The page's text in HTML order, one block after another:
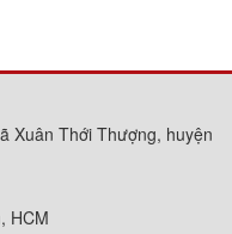
Xuân Thới Thượng, huyện
HCM